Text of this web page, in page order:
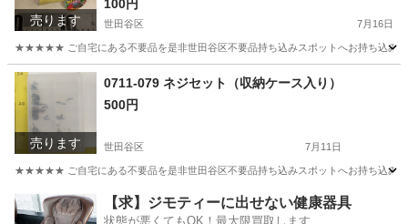
売ります
100円
世田谷区 7月16日
★★★★★ ご自宅にある不要品を是非世田谷区不要品持ち込みスポットへお持ち込みし
東京 世田谷区 マスコット
売ります
0711-079 ネジセット（収納ケース入り）
500円
世田谷区 7月11日
★★★★★ ご自宅にある不要品を是非世田谷区不要品持ち込みスポットへお持ち込みし
東京 世田谷区 その他 ネジ
【求】ジモティーに出せない健康器具
状態が悪くてもOK！最大限買取します